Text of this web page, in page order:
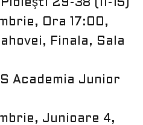
29-38 (11-15)
Ora 17:00,
Finala, Sala
Academia Junior
Junioare 4,